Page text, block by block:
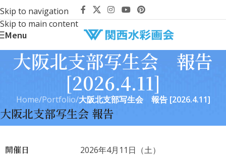
Skip to navigation
Skip to main content
Menu
大阪北支部写生会 報告
[2026.4.11]
Home/Portfolio/大阪北支部写生会 報告 [2026.4.11]
大阪北支部写生会 報告
開催日 2026年4月11日（土）